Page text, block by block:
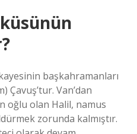
başkahramanları
Çavuş’tur. Van’dan
oğlu olan Halil, namus
zorunda kalmıştır.